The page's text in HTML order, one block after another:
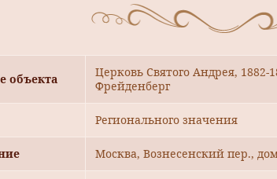
объекта
Церковь Святого Андрея, 1882-
Фрейденберг
Регионального значения
Москва, Вознесенский пер.,